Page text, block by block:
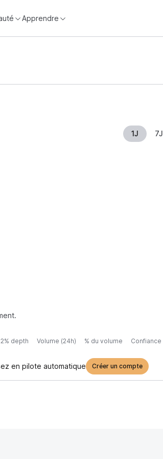
Apprendre
1J 7J
depth Volume (24h) % du volume Confiance
en pilote automatique Créer un compte